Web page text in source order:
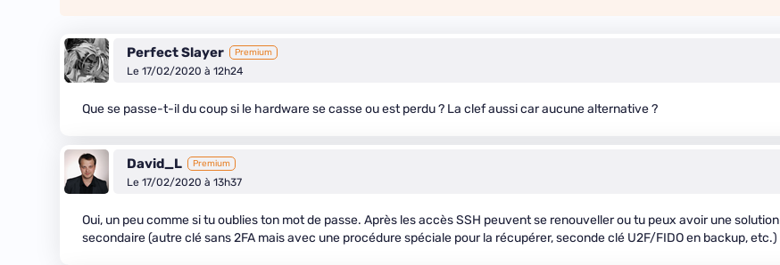
Perfect Slayer Premium
Le 17/02/2020 à 12h24
Que se passe-t-il du coup si le hardware se casse ou est perdu ? La clef aussi car aucune alternative ?
David_L Premium
Le 17/02/2020 à 13h37
Oui, un peu comme si tu oublies ton mot de passe. Après les accès SSH peuvent se renouveller ou tu peux avoir une solution
secondaire (autre clé sans 2FA mais avec une procédure spéciale pour la récupérer, seconde clé U2F/FIDO en backup, etc.)